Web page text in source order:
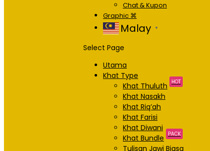
Chat & Kupon
Graphic ⌘
Malay ▼
Select Page
Utama
Khat Type
Khat Thuluth
HOT
Khat Nasakh
Khat Riq’ah
Khat Farisi
Khat Diwani
Khat Bundle
PACK
Tulisan Jawi Biasa